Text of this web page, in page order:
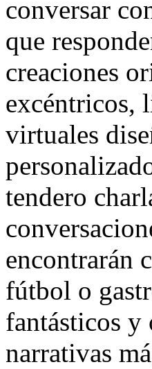
conversar
que
creaciones
excéntricos,
virtuales
tendero
encontrarán
fútbol o
fantásticos y
narrativas